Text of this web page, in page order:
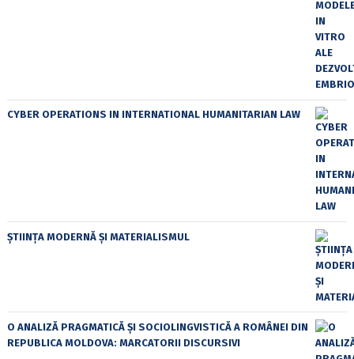
CYBER OPERATIONS IN INTERNATIONAL HUMANITARIAN LAW
ȘTIINȚA MODERNĂ ȘI MATERIALISMUL
O ANALIZĂ PRAGMATICĂ ȘI SOCIOLINGVISTICĂ A ROMÂNEI DIN
REPUBLICA MOLDOVA: MARCATORII DISCURSIVI